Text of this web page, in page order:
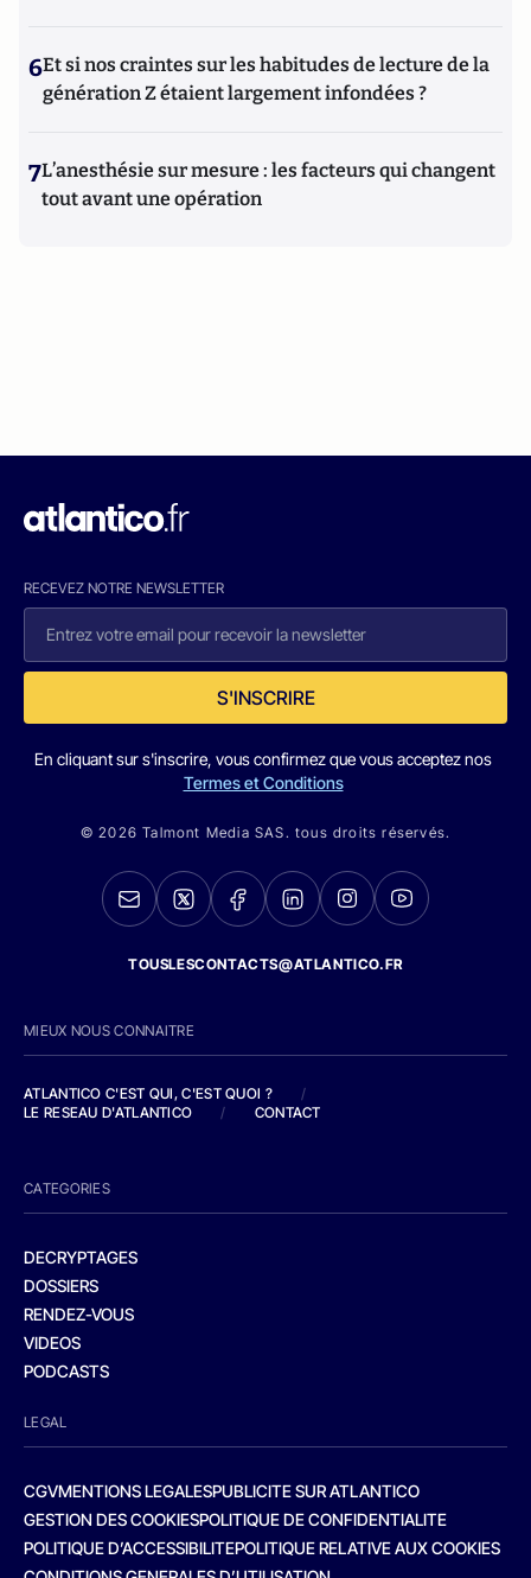
6Et si nos craintes sur les habitudes de lecture de la
génération Z étaient largement infondées ?
7L’anesthésie sur mesure : les facteurs qui changent
tout avant une opération
RECEVEZ NOTRE NEWSLETTER
S'INSCRIRE
En cliquant sur s'inscrire, vous confirmez que vous acceptez nos
Termes et Conditions
© 2026 Talmont Media SAS. tous droits réservés.
TOUSLESCONTACTS@ATLANTICO.FR
MIEUX NOUS CONNAITRE
ATLANTICO C'EST QUI, C'EST QUOI ?
/
LE RESEAU D'ATLANTICO
/ CONTACT
CATEGORIES
DECRYPTAGES
DOSSIERS
RENDEZ-VOUS
VIDEOS
PODCASTS
LEGAL
CGVMENTIONS LEGALESPUBLICITE SUR ATLANTICO
GESTION DES COOKIESPOLITIQUE DE CONFIDENTIALITE
POLITIQUE D’ACCESSIBILITEPOLITIQUE RELATIVE AUX COOKIES